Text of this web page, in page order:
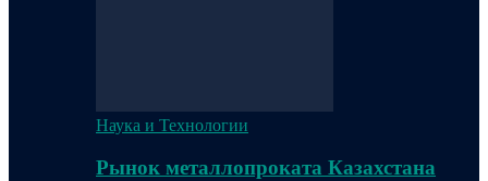
Наука и Технологии
Рынок металлопроката Казахстана